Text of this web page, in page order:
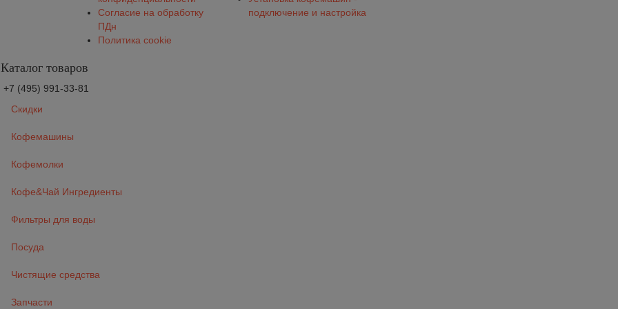
Согласие на обработку
ПДн
Политика cookie
подключение и настройка
Каталог товаров
+7 (495) 991-33-81
Скидки
Кофемашины
Кофемолки
Кофе&Чай Ингредиенты
Фильтры для воды
Посуда
Чистящие средства
Запчасти